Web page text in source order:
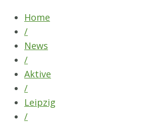
content
Home
/
News
/
Aktive
/
Leipzig
/